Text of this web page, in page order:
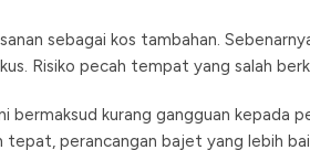
sebagai kos tambahan.
Risiko pecah tempat yang salah
bermaksud kurang gangguan kepada
perancangan bajet yang lebih